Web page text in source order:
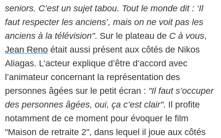
seniors. C’est un sujet tabou. Tout le monde dit : ‘Il
faut respecter les anciens’, mais on ne voit pas les
anciens à la télévision". Sur le plateau de C à vous,
Jean Reno était aussi présent aux côtés de Nikos
Aliagas. L’acteur explique d’être d’accord avec
l’animateur concernant la représentation des
personnes âgées sur le petit écran : "Il faut s’occuper
des personnes âgées, oui, ça c’est clair". Il profite
notamment de ce moment pour évoquer le film
"Maison de retraite 2", dans lequel il joue aux côtés